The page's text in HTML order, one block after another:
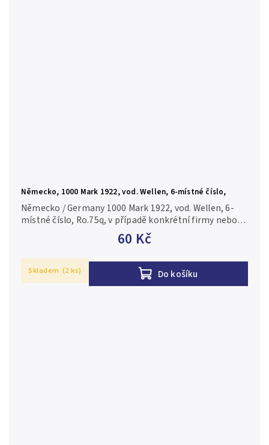
Německo, 1000 Mark 1922, vod. Wellen, 6-místné číslo,
Ro.75q
60 Kč
Do košíku
Německo / Germany 1000 Mark 1922, vod. Wellen, 6-
místné číslo, Ro.75q, v případě konkrétní firmy nebo
číslovače je foto pouze ilustrační 0-/AU-
Skladem (2 ks)